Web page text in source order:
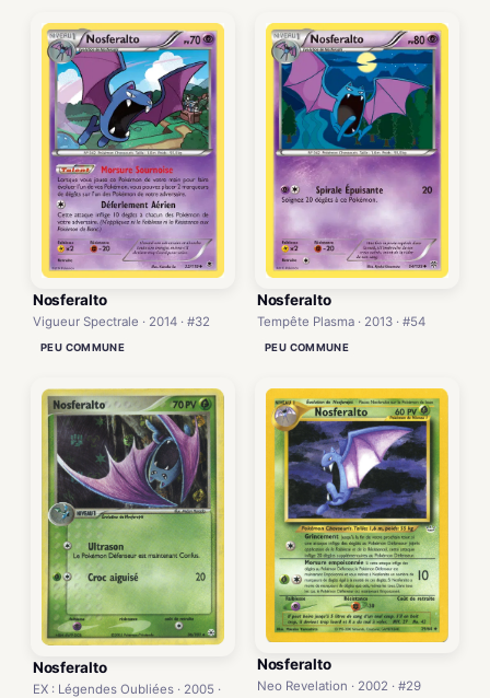
Nosferalto
Vigueur Spectrale · 2014 · #32
PEU COMMUNE
Nosferalto
Tempête Plasma · 2013 · #54
PEU COMMUNE
Nosferalto
EX : Légendes Oubliées · 2005 ·
Nosferalto
Neo Revelation · 2002 · #29